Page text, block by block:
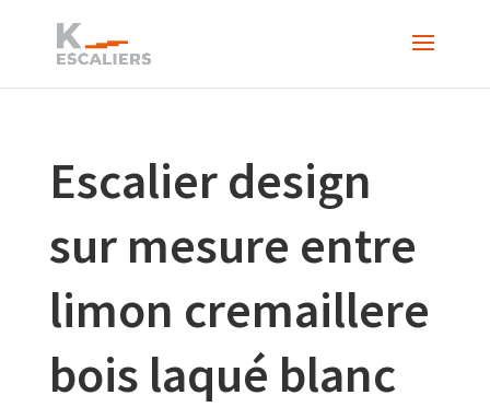
Escalier design
sur mesure entre
limon cremaillere
bois laqué blanc